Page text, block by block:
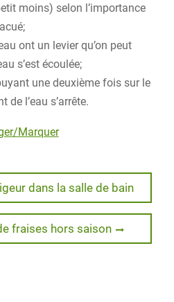
moins) selon l’importance
ont un levier qu’on peut
s’est écoulée;
une deuxième fois sur le
de l’eau s’arrête.
Marquer
dans la salle de bain
fraises hors saison